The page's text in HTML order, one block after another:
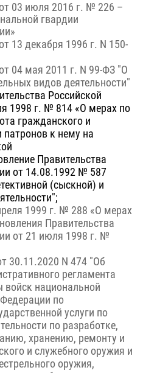
03 июля 2016 г. № 226 –
гвардии
13 декабря 1996 г. N 150-
04 мая 2011 г. N 99-ФЗ "О
видов деятельности"
Российской
1998 г. № 814 «О мерах по
гражданского и
к нему на
Правительства
от 14.08.1992 № 587
(сыскной) и
1999 г. № 288 «О мерах
Правительства
от 21 июля 1998 г. №
30.11.2020 N 474 "Об
регламента
национальной
по
услуги по
по разработке,
хранению, ремонту и
и служебного оружия и
оружия,